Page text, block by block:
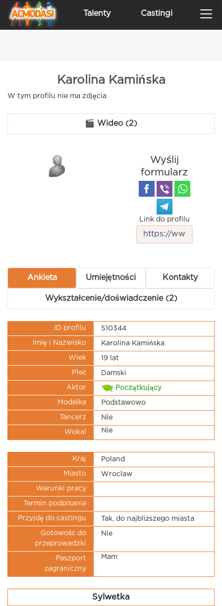
Talenty Castingi
Karolina Kamińska
W tym profilu nie ma zdjęcia
🎬 Wideo (2)
Wyślij
formularz
Link do profilu
Ankieta Umiejętności Kontakty
Wykształcenie/doświadczenie (2)
ID profilu 510344
Imię i Nazwisko Karolina Kamińska
Wiek 19 lat
Płeć Damski
Aktor Początkujący
Modelka Podstawowo
Tancerz Nie
Wokal Nie
Kraj Poland
Miasto Wroclaw
Warunki pracy
Termin podpisania
Przyjdę do castingu Tak, do najbliższego miasta
Gotowość do
przeprowadzki
Nie
Paszport
zagraniczny
Mam
Sylwetka